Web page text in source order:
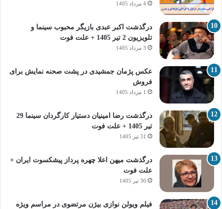
4 مرداد 1405
درگذشت اکبر عبدی بازیگر محبوب سینما و
تلویزیون 2 تیر 1405 + علت فوت
3 مرداد 1405
عکس پژمان جمشیدی در پشت صحنه نمایش برای
فروش
1 مرداد 1405
درگذشت رضا امینیان دستیار کارگردان سینما 29
تیر 1405 + علت فوت
31 تیر 1405
درگذشت میهن اعلا چهره پرداز پیشکسوت ایران +
علت فوت
30 تیر 1405
فیلم ویولن نوازی بیژن مرتضوی در مراسم ویژه